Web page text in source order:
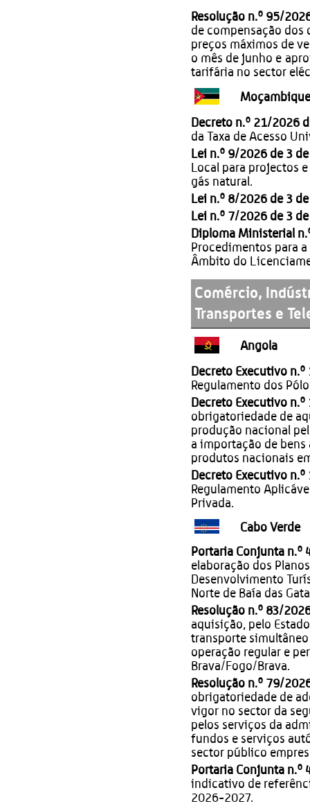
Resolução n.º 95/
de compensação dos
preços máximos de
o mês de junho e
tarifária no sector
Decreto n.º 21/2026
da Taxa de Acesso
Lei n.º 9/2026 de 3
Local para projectos
gás natural.
Lei n.º 8/2026 de 3
Lei n.º 7/2026 de 3
Diploma Ministerial
Procedimentos para
Âmbito do
Comércio,
Transportes e
Angola
Decreto Executivo
Regulamento dos
Decreto Executivo
obrigatoriedade de
produção nacional
a importação de bens
produtos nacionais
Decreto Executivo
Regulamento
Privada.
Cabo Verde
Portaria Conjunta n.º
elaboração dos
Desenvolvimento
Norte de Baía das
Resolução n.º 83/
aquisição, pelo
transporte simultâneo
operação regular e
Brava/Fogo/Brava.
Resolução n.º 79/
obrigatoriedade de
vigor no sector da
pelos serviços da
fundos e serviços
sector público
Portaria Conjunta n.º
indicativo de
2026-2027.